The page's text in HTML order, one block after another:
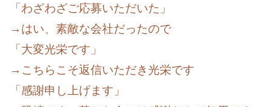
「わざわざご応募いただいた」
→はい、素敵な会社だったので
「大変光栄です」
→こちらこそ返信いただき光栄です
「感謝申し上げます」